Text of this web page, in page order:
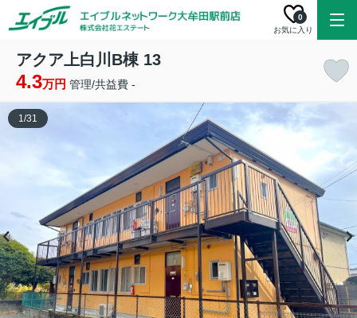
お気に入り
0
アクア上白川B棟 13
4.3万円 管理/共益費 -
1/31